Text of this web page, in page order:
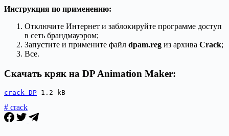
Инструкция по применению:
Отключите Интернет и заблокируйте программе доступ
в сеть брандмауэром;
Запустите и примените файл dpam.reg из архива Crack;
Все.
Скачать кряк на DP Animation Maker:
crack_DP 1.2 kB
# crack